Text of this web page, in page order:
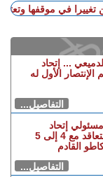
في موقفها
... إتحاد
الأول له
التفاصيل...
إتحاد
طنجة بضرورة التعاقد مع 4 إلى 5
القادم
التفاصيل...